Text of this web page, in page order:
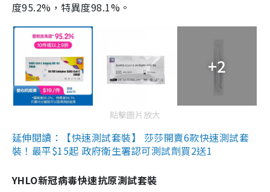
度95.2%，特異度98.1%。
+2
點擊圖片放大
延伸閱讀：【快速測試套裝】 莎莎開賣6款快速測試套
裝！最平$15起 政府衛生署認可測試劑買2送1
YHLO新冠病毒快速抗原測試套裝